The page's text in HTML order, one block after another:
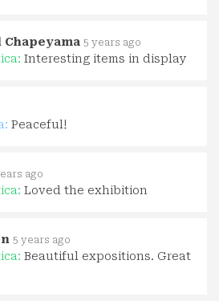
Chapeyama 5 years ago
Interesting items in display
Peaceful!
ago
Loved the exhibition
5 years ago
Beautiful expositions. Great